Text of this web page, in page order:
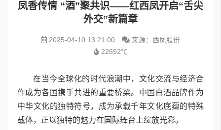
凤香传情 “酒”聚共识——红西凤开启“舌尖
外交”新篇章
2025-04-10 13:21:00
来源：西凤股份
22692℃
在当今全球化的时代浪潮中，文化交流与经济合
作成为各国携手共进的重要桥梁。中国白酒品牌作为
中华文化的独特符号，成为承载千年文化底蕴的特殊
载体，正以独特的魅力在国际舞台上绽放光彩。